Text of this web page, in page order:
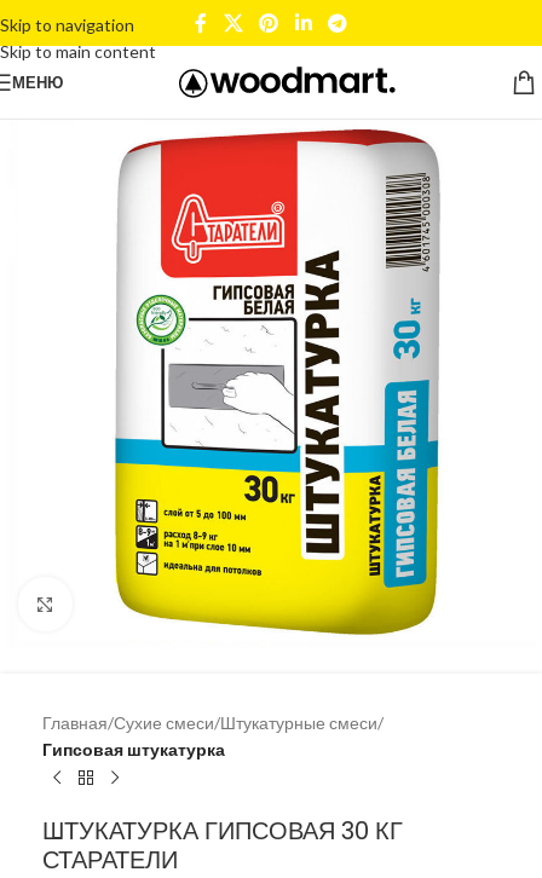
Skip to navigation
Skip to main content
МЕНЮ
Увеличить
Главная Сухие смеси Штукатурные смеси
Гипсовая штукатурка
ШТУКАТУРКА ГИПСОВАЯ 30 КГ
СТАРАТЕЛИ